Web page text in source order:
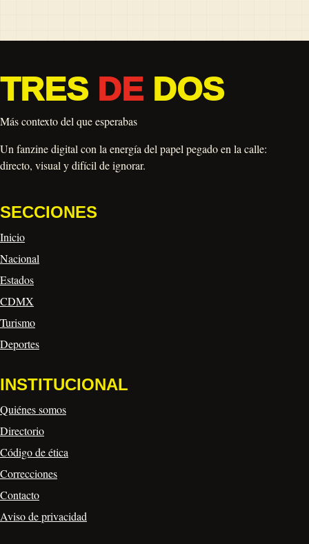
TRES DEDOS
Más contexto del que esperabas
Un fanzine digital con la energía del papel pegado en la calle:
directo, visual y difícil de ignorar.
SECCIONES
Inicio
Nacional
Estados
CDMX
Turismo
Deportes
INSTITUCIONAL
Quiénes somos
Directorio
Código de ética
Correcciones
Contacto
Aviso de privacidad